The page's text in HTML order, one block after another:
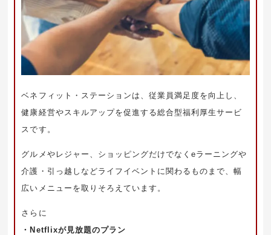
ベネフィット・ステーションは、従業員満足度を向上し、
健康経営やスキルアップを促進する総合型福利厚生サービ
スです。
グルメやレジャー、ショッピングだけでなくeラーニングや
介護・引っ越しなどライフイベントに関わるものまで、幅
広いメニューを取りそろえています。
さらに
・Netflixが見放題のプラン